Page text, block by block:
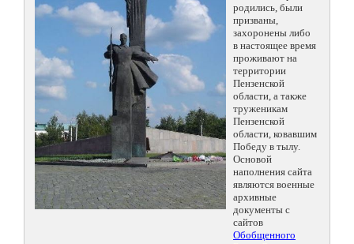
родились, были
призваны,
захоронены либо
в настоящее время
проживают на
территории
Пензенской
области, а также
труженикам
Пензенской
области, ковавшим
Победу в тылу.
Основой
наполнения сайта
являются военные
архивные
документы с
сайтов
Обобщенного